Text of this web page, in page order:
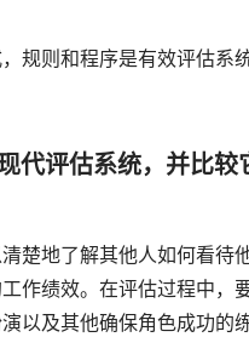
规则和程序是有效评估
代评估系统，并比较
楚地了解其他人如何看
作绩效。在评估过程中
以及其他确保角色成功的练